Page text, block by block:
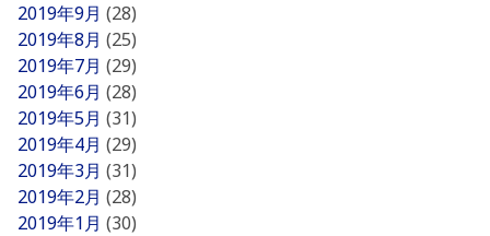
2019年9月 (28)
2019年8月 (25)
2019年7月 (29)
2019年6月 (28)
2019年5月 (31)
2019年4月 (29)
2019年3月 (31)
2019年2月 (28)
2019年1月 (30)